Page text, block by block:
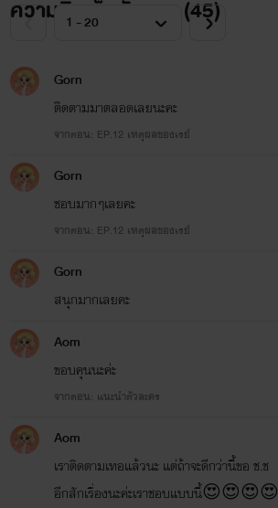
ความคิดเห็นทั้งหมด (45)
Gorn
ติดตามมาตลอดเลยนะคะ
จากตอน: EP.12 เหตุผลของเรย์
Gorn
ชอบมากๆเลยคะ
จากตอน: EP.12 เหตุผลของเรย์
Gorn
สนุกมากเลยคะ
Aom
ขอบคุนนะค่ะ
จากตอน: แนะนำตัวละคร
Aom
เราติดตามเทอแล้วนะ แต่ถ้าจะดีกว่านี้ขอ​ ช.ช​
อีกสักเรื่องนะค่ะเราชอบแบบนี้😍😍😍😍